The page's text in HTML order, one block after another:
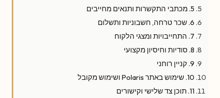
5. מכתבי התקשרות ותנאים מחייבים
6. שכר טרחה, חשבוניות ותשלום
7. התחייבויות ומצגי הלקוח
8. סודיות וחיסיון מקצועי
9. קניין רוחני
10. שימוש באתר Polaris ושימוש מקובל
11. תוכן צד שלישי וקישורים